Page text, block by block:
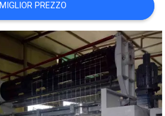
MIGLIOR PREZZO